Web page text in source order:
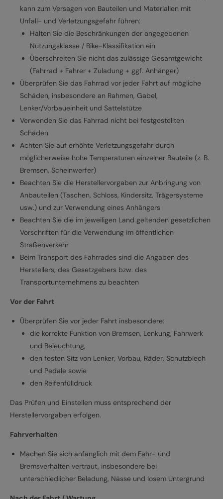
kann zum Versagen von Bauteilen und Materialien mit
Unfall- und Verletzungsgefahr führen:
Halten Sie die Beschränkungen der angegebenen
Nutzungsklasse / Bike-Klassifikation ein
Überschreiten Sie nicht das zulässige Gesamtgewicht
(Fahrrad + Fahrer + Zuladung + ggf. Anhänger)
Überprüfen Sie das Fahrrad vor jeder Fahrt auf mögliche
Schäden, insbesondere an Rahmen, Gabel,
Lenker/Vorbaueinheit und Sattelstütze
Verwenden Sie das Fahrrad nicht bei festgestellten
Schäden
Achten Sie auf erhöhte Verletzungsgefahr durch
möglicherweise hohe Temperaturen einzelner Bauteile (z. B.
Bremsen, Scheinwerfer)
Beachten Sie die Herstellervorgaben zur Anbringung von
Anbauteilen (Taschen, Schloss, Kindersitz, Trägersysteme
usw.) und zur Verwendung eines Anhängers
Beachten Sie die im jeweiligen Land geltenden gesetzlichen
Vorschriften für die Verwendung im öffentlichen
Straßenverkehr
Beim Transport des Fahrrades sind die Angaben des
Herstellers, des Gesetzgebers bzw. des
Transportunternehmens zu beachten
Vor der Fahrt
Überprüfen Sie vor jeder Fahrt insbesondere:
die korrekte Funktion von Bremsen, Lenkung, Fahrwerk
und Beleuchtung,
den festen Sitz von Lenker, Vorbau, Räder, Schutzblech
und Pedale sowie
den Reifenfülldruck
Das Prüfen und Einstellen muss entsprechend der
Herstellervorgaben erfolgen.
Fahrverhalten
Machen Sie sich anfänglich mit dem Fahr- und
Bremsverhalten vertraut, insbesondere bei
unterschiedlicher Beladung, Nässe und losem Untergrund